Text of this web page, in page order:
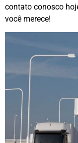
contato conosco
você merece!